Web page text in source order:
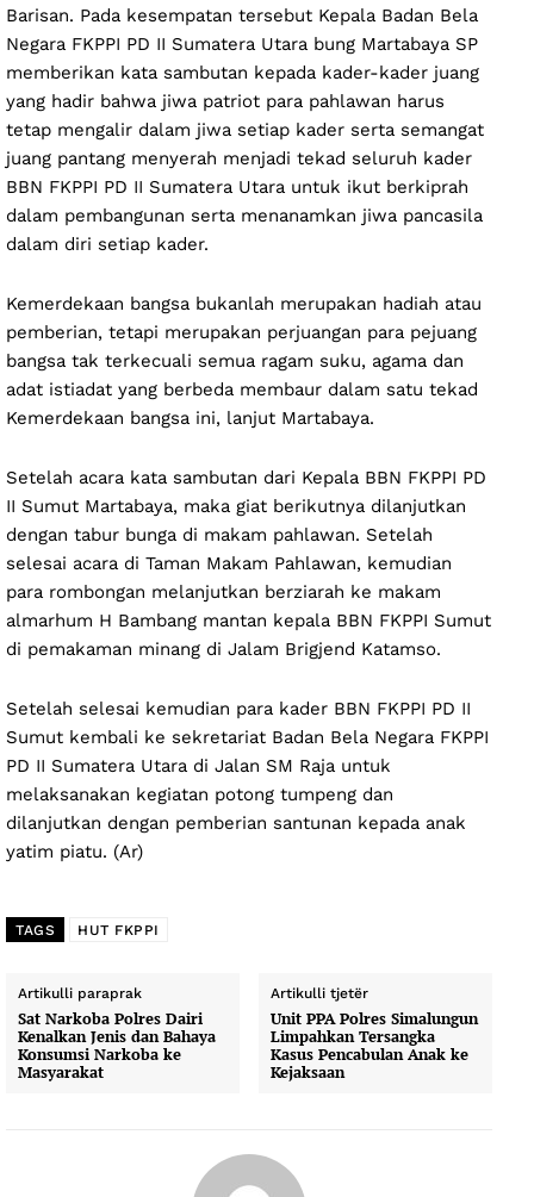
Barisan. Pada kesempatan tersebut Kepala Badan Bela
Negara FKPPI PD II Sumatera Utara bung Martabaya SP
memberikan kata sambutan kepada kader-kader juang
yang hadir bahwa jiwa patriot para pahlawan harus
tetap mengalir dalam jiwa setiap kader serta semangat
juang pantang menyerah menjadi tekad seluruh kader
BBN FKPPI PD II Sumatera Utara untuk ikut berkiprah
dalam pembangunan serta menanamkan jiwa pancasila
dalam diri setiap kader.
Kemerdekaan bangsa bukanlah merupakan hadiah atau
pemberian, tetapi merupakan perjuangan para pejuang
bangsa tak terkecuali semua ragam suku, agama dan
adat istiadat yang berbeda membaur dalam satu tekad
Kemerdekaan bangsa ini, lanjut Martabaya.
Setelah acara kata sambutan dari Kepala BBN FKPPI PD
II Sumut Martabaya, maka giat berikutnya dilanjutkan
dengan tabur bunga di makam pahlawan. Setelah
selesai acara di Taman Makam Pahlawan, kemudian
para rombongan melanjutkan berziarah ke makam
almarhum H Bambang mantan kepala BBN FKPPI Sumut
di pemakaman minang di Jalam Brigjend Katamso.
Setelah selesai kemudian para kader BBN FKPPI PD II
Sumut kembali ke sekretariat Badan Bela Negara FKPPI
PD II Sumatera Utara di Jalan SM Raja untuk
melaksanakan kegiatan potong tumpeng dan
dilanjutkan dengan pemberian santunan kepada anak
yatim piatu. (Ar)
TAGS HUT FKPPI
Artikulli paraprak
Sat Narkoba Polres Dairi
Kenalkan Jenis dan Bahaya
Konsumsi Narkoba ke
Masyarakat
Artikulli tjetër
Unit PPA Polres Simalungun
Limpahkan Tersangka
Kasus Pencabulan Anak ke
Kejaksaan